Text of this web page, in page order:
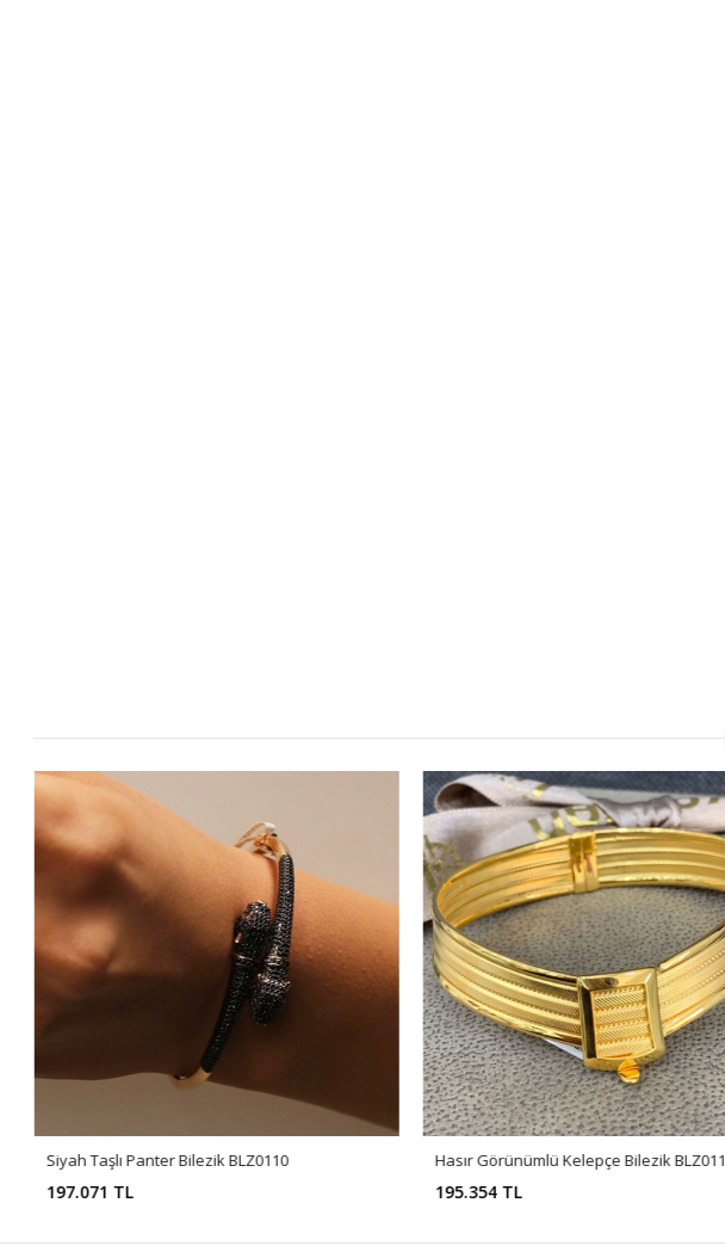
Siyah Taşlı Panter Bilezik BLZ0110
197.071 TL
Hasır Görünümlü Kelepçe Bilezik BLZ011
195.354 TL